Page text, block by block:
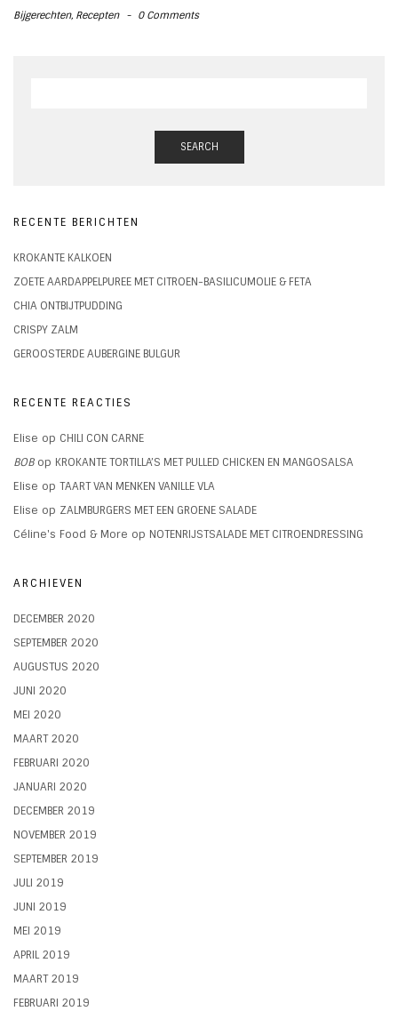
Bijgerechten, Recepten - 0 Comments
SEARCH
RECENTE BERICHTEN
KROKANTE KALKOEN
ZOETE AARDAPPELPUREE MET CITROEN-BASILICUMOLIE & FETA
CHIA ONTBIJTPUDDING
CRISPY ZALM
GEROOSTERDE AUBERGINE BULGUR
RECENTE REACTIES
Elise op CHILI CON CARNE
BOBop KROKANTE TORTILLA’S MET PULLED CHICKEN EN MANGOSALSA
Elise op TAART VAN MENKEN VANILLE VLA
Elise op ZALMBURGERS MET EEN GROENE SALADE
Céline's Food & More op NOTENRIJSTSALADE MET CITROENDRESSING
ARCHIEVEN
DECEMBER 2020
SEPTEMBER 2020
AUGUSTUS 2020
JUNI 2020
MEI 2020
MAART 2020
FEBRUARI 2020
JANUARI 2020
DECEMBER 2019
NOVEMBER 2019
SEPTEMBER 2019
JULI 2019
JUNI 2019
MEI 2019
APRIL 2019
MAART 2019
FEBRUARI 2019